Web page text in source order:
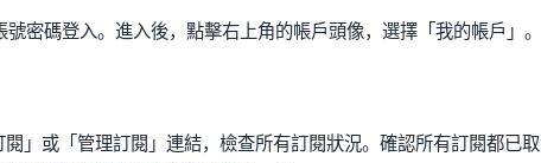
號密碼登入。進入後，點擊右上角的帳戶頭像，選擇「我的帳戶」。
」或「管理訂閱」連結，檢查所有訂閱狀況。確認所有訂閱都已